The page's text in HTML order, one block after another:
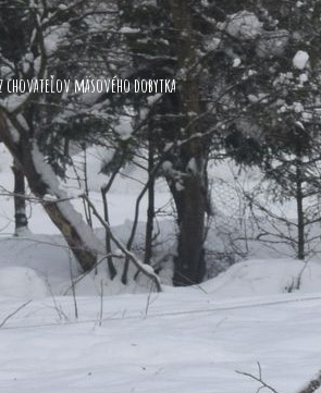
chovateľov mäsového dobytka